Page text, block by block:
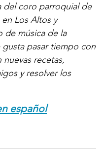
del coro parroquial de
Los Altos y
de música de la
pasar tiempo con
recetas,
y resolver los
español